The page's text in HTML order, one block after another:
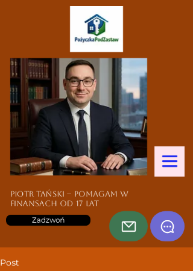
Zadzwoń
Piotr Tański – pomagam w
finansach od 17 lat
Post